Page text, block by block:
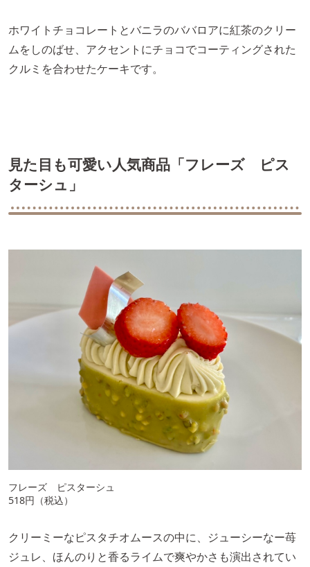
ホワイトチョコレートとバニラのババロアに紅茶のクリー
ムをしのばせ、アクセントにチョコでコーティングされた
クルミを合わせたケーキです。
見た目も可愛い人気商品「フレーズ ピス
ターシュ」
フレーズ ピスターシュ
518円（税込）
クリーミーなピスタチオムースの中に、ジューシーなー苺
ジュレ、ほんのりと香るライムで爽やかさも演出されてい